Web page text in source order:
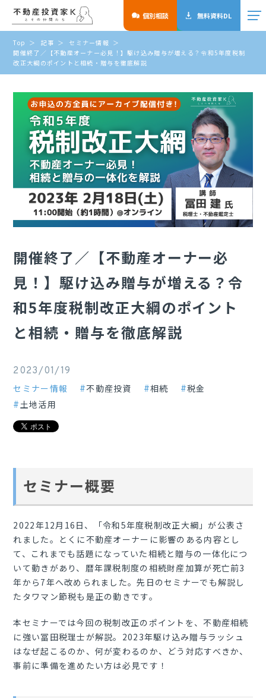
個別相談 無料資料DL
Top 記事
セミナー情報
開催終了／【不動産オーナー必見！】駆け込み贈与が増える？令和5年度税制
改正大綱のポイントと相続・贈与を徹底解説
開催終了／【不動産オーナー必
見！】駆け込み贈与が増える？令
和5年度税制改正大綱のポイント
と相続・贈与を徹底解説
2023/01/19
セミナー情報
不動産投資 相続
税金
土地活用
セミナー概要
2022年12月16日、「令和5年度税制改正大綱」が公表さ
れました。とくに不動産オーナーに影響のある内容とし
て、これまでも話題になっていた相続と贈与の一体化につ
いて動きがあり、暦年課税制度の相続財産加算が死亡前3
年から7年へ改められました。先日のセミナーでも解説し
たタワマン節税も是正の動きです。
本セミナーでは今回の税制改正のポイントを、不動産相続
に強い冨田税理士が解説。2023年駆け込み贈与ラッシュ
はなぜ起こるのか、何が変わるのか、どう対応すべきか、
事前に準備を進めたい方は必見です！